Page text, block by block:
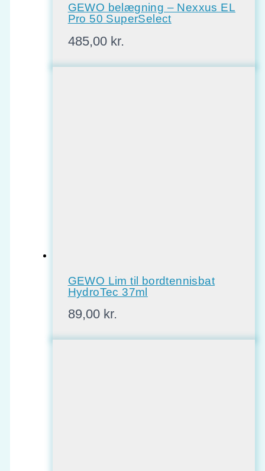
GEWO belægning – Nexxus EL
Pro 50 SuperSelect
485,00 kr.
GEWO Lim til bordtennisbat
HydroTec 37ml
89,00 kr.